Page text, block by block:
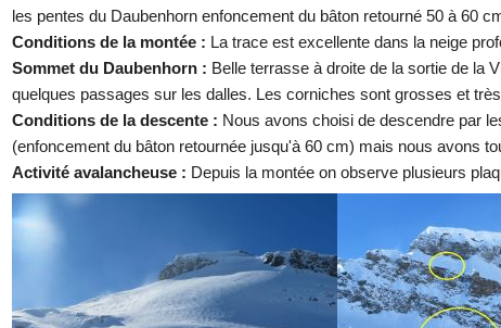
les pentes du Daubenhorn enfoncement du bâton retourné 50 à 60
Conditions de la montée : La trace est excellente dans la neige
Sommet du Daubenhorn : Belle terrasse à droite de la sortie de la
quelques passages sur les dalles. Les corniches sont grosses et
Conditions de la descente : Nous avons choisi de descendre par
(enfoncement du bâton retournée jusqu'à 60 cm) mais nous avons
Activité avalancheuse : Depuis la montée on observe plusieurs